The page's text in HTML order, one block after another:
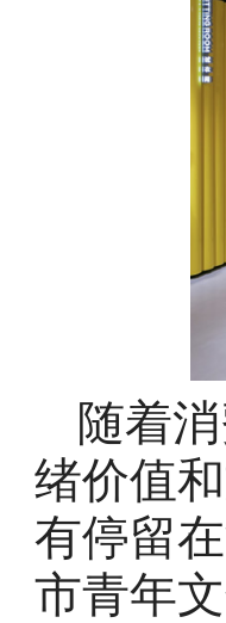
随着
绪价值
有停留
市青年